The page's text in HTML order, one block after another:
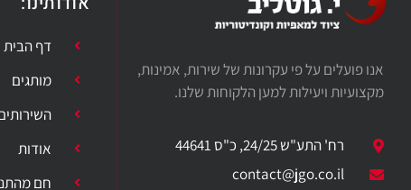
אנו פועלים על פי עקרונות של שירות, אמינות,
מקצועיות ויעילות למען הלקוחות שלנו.
רח' התע"ש 24/25, כ"ס 44641
​contact@jgo.co.il
דף הבית
מותגים
אודות
חם